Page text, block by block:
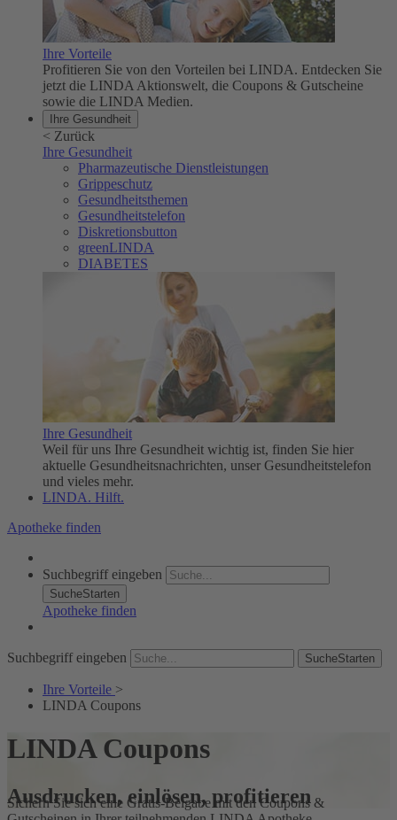
Ihre Vorteile
Profitieren Sie von den Vorteilen bei LINDA. Entdecken Sie
jetzt die LINDA Aktionswelt, die Coupons & Gutscheine
sowie die LINDA Medien.
Ihre Gesundheit
< Zurück
Ihre Gesundheit
Pharmazeutische Dienstleistungen
Grippeschutz
Gesundheitsthemen
Gesundheitstelefon
Diskretionsbutton
greenLINDA
DIABETES
Ihre Gesundheit
Weil für uns Ihre Gesundheit wichtig ist, finden Sie hier
aktuelle Gesundheitsnachrichten, unser Gesundheitstelefon
und vieles mehr.
LINDA. Hilft.
Apotheke finden
Suchbegriff eingeben
SucheStarten
Apotheke finden
Suchbegriff eingeben SucheStarten
Ihre Vorteile >
LINDA Coupons
LINDA Coupons
Ausdrucken, einlösen, profitieren
Sichern Sie sich eine Gratis-Beigabe mit den Coupons &